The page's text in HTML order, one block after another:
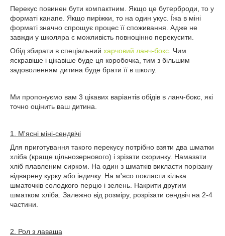
Перекус повинен бути компактним. Якщо це бутерброди, то у
форматі канапе. Якщо пиріжки, то на один укус. Їжа в міні
форматі значно спрощує процес її споживання. Адже не
завжди у школяра є можливість повноцінно перекусити.
Обід збирати в спеціальний харчовий ланч-бокс . Чим
яскравіше і цікавіше буде ця коробочка, тим з більшим
задоволенням дитина буде брати її в школу.
Ми пропонуємо вам 3 цікавих варіантів обідів в ланч-бокс, які
точно оцінить ваш дитина.
1. М'ясні міні-сендвічі
Для приготування такого перекусу потрібно взяти два шматки
хліба (краще цільнозернового) і зрізати скоринку. Намазати
хліб плавленим сирком. На один з шматків викласти порізану
відварену курку або індичку. На м'ясо покласти кілька
шматочків солодкого перцю і зелень. Накрити другим
шматком хліба. Залежно від розміру, розрізати сендвіч на 2-4
частини.
2. Рол з лаваша